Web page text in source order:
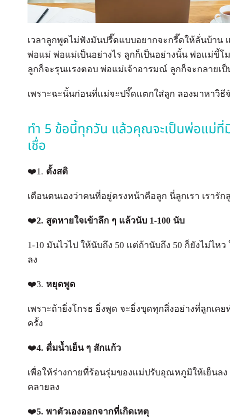
เวลาลูกพูดไม่ฟังมันปรี๊ดแบบอยากจะกรี๊ดให้ลั่นบ้าน
พ่อแม่ พ่อแม่เป็นอย่างไร ลูกก็เป็นอย่างนั้น พ่อแม่ขี้
ลูกก็จะรุนแรงตอบ พ่อแม่เจ้าอารมณ์ ลูกก็จะกลายเ
เพราะฉะนั้นก่อนที่แม่จะปรี๊ดแตกใส่ลูก ลองมาหาวิ
ทำ 5 ข้อนี้ทุกวัน แล้วคุณจะเป็นพ่อแม่ที่
เชื่อ
❤️1. ตั้งสติ
เตือนตนเองว่าคนที่อยู่ตรงหน้าคือลูก นี่ลูกเรา เรารั
❤️2. สูดหายใจเข้าลึก ๆ แล้วนับ 1-100 นับ
1-10 มันไวไป ให้นับถึง 50 แต่ถ้านับถึง 50 ก็ยังไม่ไห
ลง
❤️3. หยุดพูด
เพราะถ้ายิ่งโกรธ ยิ่งพูด จะยิ่งขุดทุกสิ่งอย่างที่ลูกเค
ครั้ง
❤️4. ดื่มน้ำเย็น ๆ สักแก้ว
เพื่อให้ร่างกายที่ร้อนรุ่มของแม่ปรับอุณหภูมิให้เย็นล
คลายลง
❤️5. พาตัวเองออกจากที่เกิดเหตุ